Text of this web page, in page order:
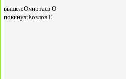
вышел:Омиртаев О
покинул:Козлов Е